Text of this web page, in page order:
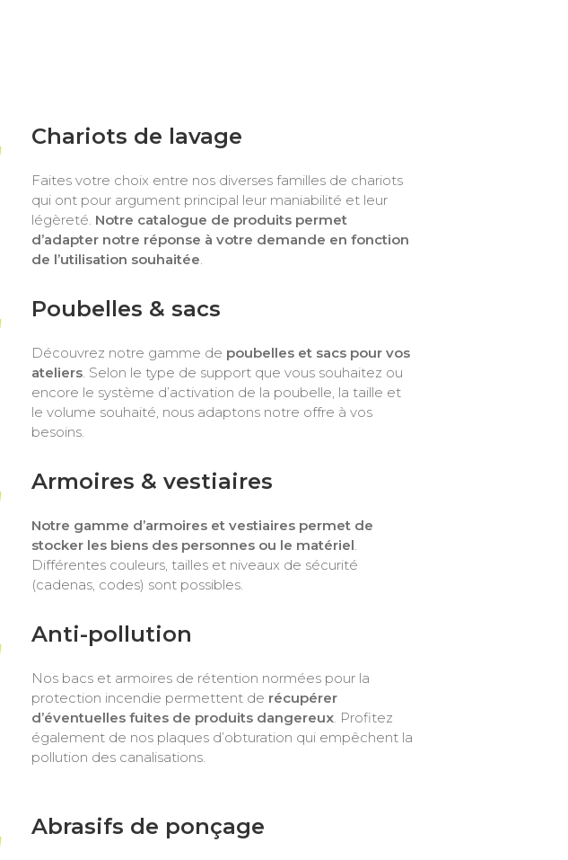
Chariots de lavage
Faites votre choix entre nos diverses familles de chariots
qui ont pour argument principal leur maniabilité et leur
légèreté. Notre catalogue de produits permet
d’adapter notre réponse à votre demande en fonction
de l’utilisation souhaitée
Poubelles & sacs
Découvrez notre gamme de poubelles et sacs pour vos
ateliers. Selon le type de support que vous souhaitez ou
encore le système d’activation de la poubelle, la taille et
le volume souhaité, nous adaptons notre offre à vos
besoins.
Armoires & vestiaires
Notre gamme d’armoires et vestiaires permet de
stocker les biens des personnes ou le matériel
Différentes couleurs, tailles et niveaux de sécurité
(cadenas, codes) sont possibles.
Anti-pollution
Nos bacs et armoires de rétention normées pour la
protection incendie permettent de récupérer
d’éventuelles fuites de produits dangereux. Profitez
également de nos plaques d’obturation qui empêchent la
pollution des canalisations.
Abrasifs de ponçage